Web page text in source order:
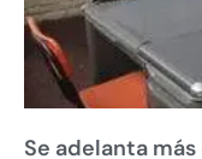
Se adelanta